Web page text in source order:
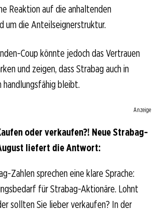
Reaktion auf die anhaltenden
um die Anteilseignerstruktur.
Coup könnte jedoch das Vertrauen
und zeigen, dass Strabag auch in
handlungsfähig bleibt.
Anzeige
oder verkaufen?! Neue Strabag-
liefert die Antwort:
Zahlen sprechen eine klare Sprache:
für Strabag-Aktionäre. Lohnt
sollten Sie lieber verkaufen? In der